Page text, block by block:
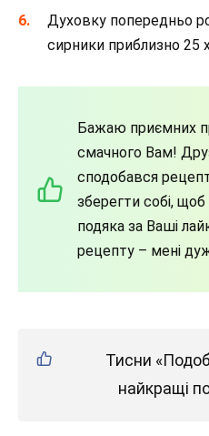
Духовку попередньо
сирники приблизно 25
Бажаю приємних
смачного Вам!
сподобався
зберегти собі,
подяка за Ваші
рецепту – мені
Тисни
найкращі